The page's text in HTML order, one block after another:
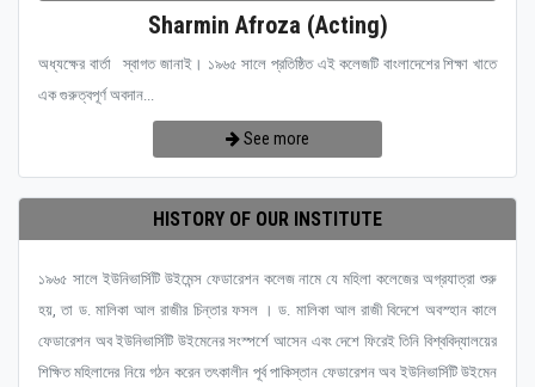
Sharmin Afroza (Acting)
অধ্যক্ষের বার্তা স্বাগত জানাই। ১৯৬৫ সালে প্রতিষ্ঠিত এই কলেজটি বাংলাদেশের শিক্ষা খাতে
এক গুরুত্বপূর্ণ অবদান...
See more
HISTORY OF OUR INSTITUTE
১৯৬৫ সালে ইউনিভার্সিটি উইমেন্স ফেডারেশন কলেজ নামে যে মহিলা কলেজের অগ্রযাত্রা শুরু
হয়, তা ড. মালিকা আল রাজীর চিন্তার ফসল । ড. মালিকা আল রাজী বিদেশে অবস্হান কালে
ফেডারেশন অব ইউনিভার্সিটি উইমেনের সংস্পর্শে আসেন এবং দেশে ফিরেই তিনি বিশ্ববিদ্যালয়ের
শিক্ষিত মহিলাদের নিয়ে গঠন করেন তৎকালীন পূর্ব পাকিস্তান ফেডারেশন অব ইউনিভার্সিটি উইমেন